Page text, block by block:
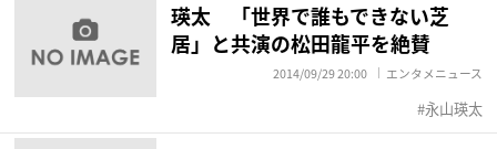
瑛太 「世界で誰もできない芝
居」と共演の松田龍平を絶賛
2014/09/29 20:00 エンタメニュース
永山瑛太